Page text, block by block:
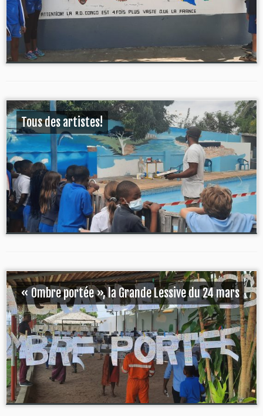
Tous des artistes!
« Ombre portée », la Grande Lessive du 24 mars